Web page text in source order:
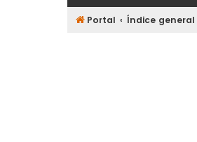
Portal Índice general